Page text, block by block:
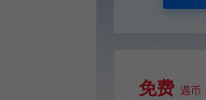
免费 遇币